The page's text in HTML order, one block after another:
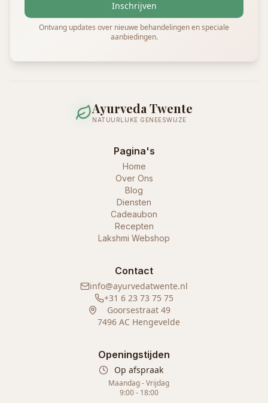
Inschrijven
Ontvang updates over nieuwe behandelingen en speciale
aanbiedingen.
Ayurveda Twente
NATUURLIJKE GENEESWIJZE
Pagina's
Home
Over Ons
Blog
Diensten
Cadeaubon
Recepten
Lakshmi Webshop
Contact
info@ayurvedatwente.nl
+31 6 23 73 75 75
Goorsestraat 49
7496 AC Hengevelde
Openingstijden
Op afspraak
Maandag - Vrijdag
9:00 - 18:00